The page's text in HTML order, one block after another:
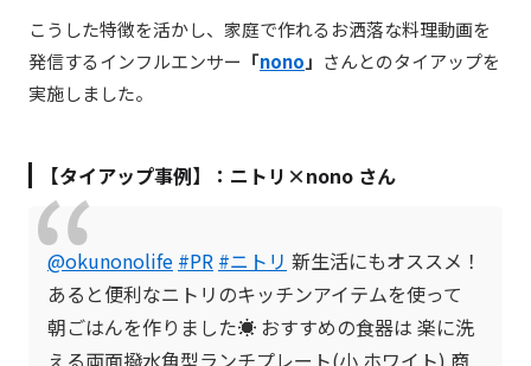
こうした特徴を活かし、家庭で作れるお洒落な料理動画を
発信するインフルエンサー 「nono 」 さんとのタイアップを
実施しました。
【タイアップ事例】：ニトリ×nono さん
@okunonolife #PR #ニトリ 新生活にもオススメ！
あると便利なニトリのキッチンアイテムを使って
朝ごはんを作りました☀️ おすすめの食器は 楽に洗
える両面撥水角型ランチプレート(小 ホワイト) 商